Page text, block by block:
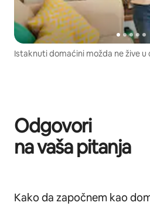
Istaknuti domaćini možda ne žive u
Odgovori
na vaša pitanja
Kako da započnem kao